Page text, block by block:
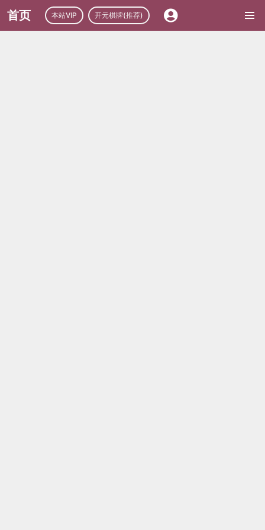
首页 本站VIP 开元棋牌(推荐)